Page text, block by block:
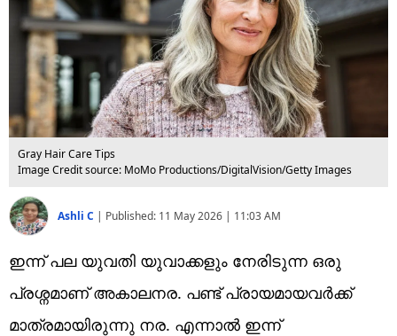
Gray Hair Care Tips
Image Credit source: MoMo Productions/DigitalVision/Getty Images
Ashli C | Published: 11 May 2026 | 11:03 AM
ഇന്ന് പല യുവതി യുവാക്കളും നേരിടുന്ന ഒരു
പ്രശ്നമാണ് അകാലനര. പണ്ട് പ്രായമായവർക്ക്
മാത്രമായിരുന്നു നര. എന്നാൽ ഇന്ന്